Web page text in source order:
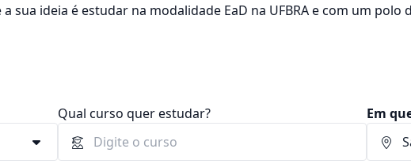
a sua ideia é estudar na modalidade EaD na UFBRA e com um polo
Qual curso quer estudar? Em